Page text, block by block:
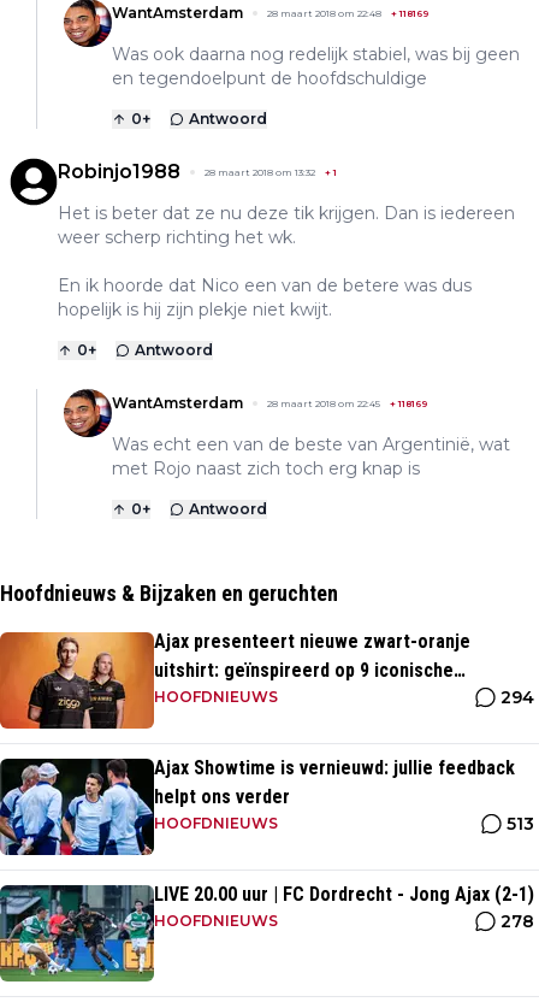
WantAmsterdam 28 maart 2018 om 22:48 +118169
Was ook daarna nog redelijk stabiel, was bij geen
en tegendoelpunt de hoofdschuldige
0+ Antwoord
Robinjo1988 28 maart 2018 om 13:32 +1
Het is beter dat ze nu deze tik krijgen. Dan is iedereen
weer scherp richting het wk.
En ik hoorde dat Nico een van de betere was dus
hopelijk is hij zijn plekje niet kwijt.
0+ Antwoord
WantAmsterdam 28 maart 2018 om 22:45 +118169
Was echt een van de beste van Argentinië, wat
met Rojo naast zich toch erg knap is
0+ Antwoord
Hoofdnieuws & Bijzaken en geruchten
Ajax presenteert nieuwe zwart-oranje
uitshirt: geïnspireerd op 9 iconische
momenten uit clubhistorie
HOOFDNIEUWS 294
Ajax Showtime is vernieuwd: jullie feedback
helpt ons verder
HOOFDNIEUWS 513
LIVE 20.00 uur | FC Dordrecht - Jong Ajax (2-1)
HOOFDNIEUWS 278